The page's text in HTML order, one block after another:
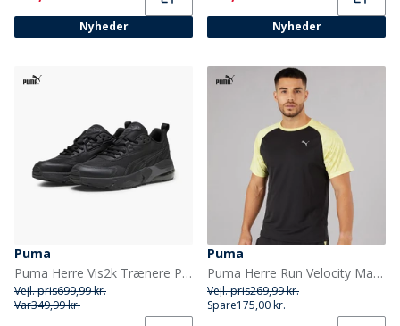
Nyheder Nyheder
Puma
Puma Herre Vis2k Trænere Puma Black
Vejl. pris699,99 kr.
Var349,99 kr.
Puma
Puma Herre Run Velocity Marmor Løbe Top Sort/Gul
Vejl. pris269,99 kr.
Spare175,00 kr.